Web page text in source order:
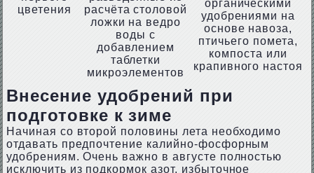
цветения
расчёта столовой
ложки на ведро
воды с
добавлением
таблетки
микроэлементов
органическими
удобрениями на
основе навоза,
птичьего помета,
компоста или
крапивного настоя
Внесение удобрений при
подготовке к зиме
Начиная со второй половины лета необходимо
отдавать предпочтение калийно-фосфорным
удобрениям. Очень важно в августе полностью
исключить из подкормок азот, избыточное